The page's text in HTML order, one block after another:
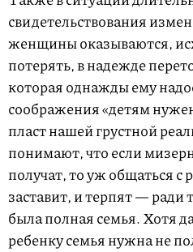
свидетельствования
женщины оказываются,
потерять, в надежде
которая однажды ему
соображения «детям
пласт нашей грустной
понимают, что если
получат, то уж общаться с
заставит, и терпят — ради
была полная семья. Хотя
ребенку семья нужна не